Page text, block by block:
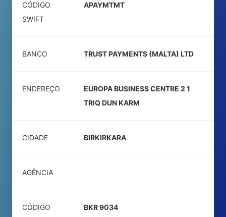
CÓDIGO
SWIFT
APAYMTMT
BANCO TRUST PAYMENTS (MALTA) LTD
ENDEREÇO
EUROPA BUSINESS CENTRE 2 1
TRIQ DUN KARM
CIDADE BIRKIRKARA
AGÊNCIA
CÓDIGO
BKR 9034